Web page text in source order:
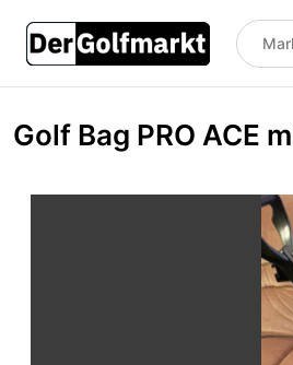
Golf Bag PRO ACE